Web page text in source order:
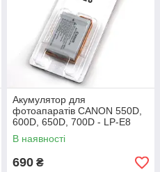
Акумулятор для
фотоапаратів CANON 550D,
600D, 650D, 700D - LP-E8
В наявності
690 ₴